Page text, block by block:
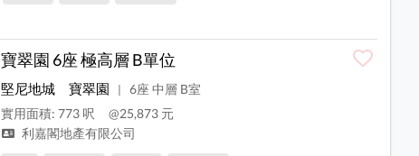
寶翠園 6座 極高層 B單位
堅尼地城 寶翠園 |
6座 中層 B室
實用面積: 773 呎
@25,873 元
利嘉閣地產有限公司